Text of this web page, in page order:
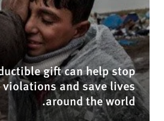
gift can help stop
and save lives
around the world.